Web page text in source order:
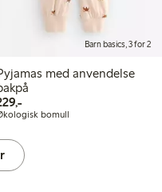
Barn basics, 3 for 2
med anvendelse
229,00 kr
bomull